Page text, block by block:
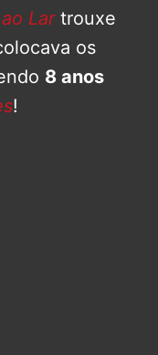
Lartrouxe
os
8 anos
!